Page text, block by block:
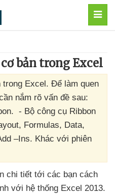
bản trong Excel
Excel. Để làm quen
nắm rõ vấn đề sau:
- Bộ công cụ Ribbon
Formulas, Data,
–Ins. Khác với phiên
chi tiết tới các bạn cách
với hệ thống Excel 2013.